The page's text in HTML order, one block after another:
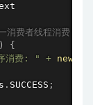
消费者线程消费
)
{
消费: " + new
. SUCCESS ;